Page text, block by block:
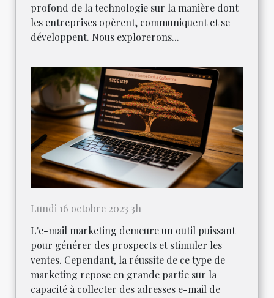
profond de la technologie sur la manière dont
les entreprises opèrent, communiquent et se
développent. Nous explorerons...
Lundi 16 octobre 2023 3h
L'e-mail marketing demeure un outil puissant
pour générer des prospects et stimuler les
ventes. Cependant, la réussite de ce type de
marketing repose en grande partie sur la
capacité à collecter des adresses e-mail de